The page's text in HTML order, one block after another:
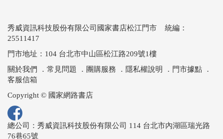
秀威資訊科技股份有限公司國家書店松江門市 統編：
25511417
門市地址：104 台北市中山區松江路209號1樓
關於我們
． 常見問題 ． 團購服務 ． 隱私權說明 ． 門市據點 ．
客服信箱
Copyright © 國家網路書店
總公司：秀威資訊科技股份有限公司 114 台北市內湖區瑞光路
76巷65號